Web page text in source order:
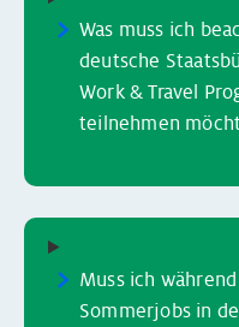
Was muss ich
deutsche
Work & Travel
teilnehmen
Muss ich
Sommerjobs in